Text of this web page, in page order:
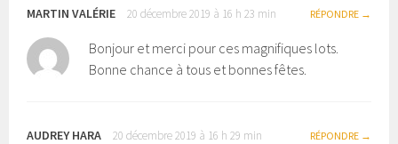
MARTIN VALÉRIE 20 décembre 2019 à 16 h 23 min RÉPONDRE
Bonjour et merci pour ces magnifiques lots.
Bonne chance à tous et bonnes fêtes.
AUDREY HARA 20 décembre 2019 à 16 h 29 min RÉPONDRE